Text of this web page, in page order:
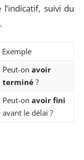
suivi du
Exemple
Peut-on avoir
terminé ?
Peut-on avoir fini
avant le délai ?